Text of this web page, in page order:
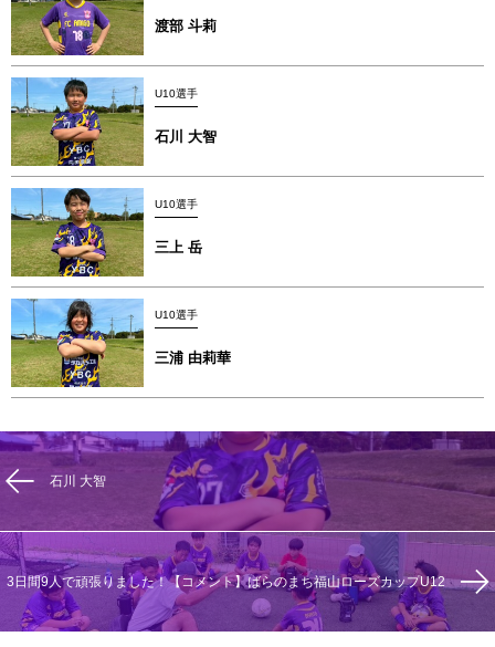
渡部 斗莉
U10選手
石川 大智
U10選手
三上 岳
U10選手
三浦 由莉華
石川 大智
3日間9人で頑張りました！【コメント】ばらのまち福山ローズカップU12